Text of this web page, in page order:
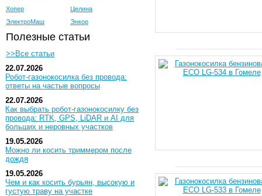
Хопер
Целина
ЭлектроМаш
Энкор
Полезные статьи
>>Все статьи
22.07.2026
Робот-газонокосилка без провода:
ответы на частые вопросы
22.07.2026
Как выбрать робот-газонокосилку без
провода: RTK, GPS, LiDAR и AI для
больших и неровных участков
19.05.2026
Можно ли косить триммером после
дождя
19.05.2026
Чем и как косить бурьян, высокую и
густую траву на участке